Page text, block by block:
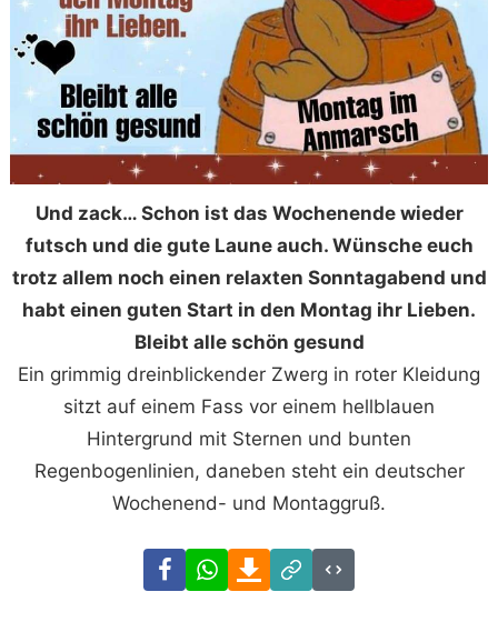
Und zack… Schon ist das Wochenende wieder
futsch und die gute Laune auch. Wünsche euch
trotz allem noch einen relaxten Sonntagabend und
habt einen guten Start in den Montag ihr Lieben.
Bleibt alle schön gesund
Ein grimmig dreinblickender Zwerg in roter Kleidung
sitzt auf einem Fass vor einem hellblauen
Hintergrund mit Sternen und bunten
Regenbogenlinien, daneben steht ein deutscher
Wochenend- und Montaggruß.
FacebookWhatsAppDownload
Link
Code